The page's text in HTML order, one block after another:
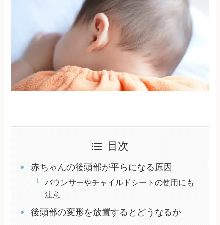
目次
赤ちゃんの後頭部が平らになる原因
バウンサーやチャイルドシートの使用にも
注意
後頭部の変形を放置するとどうなるか